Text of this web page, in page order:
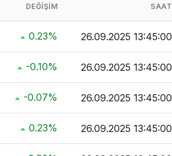
DEĞIŞIM SAAT
0.23% 26.09.2025 13:45:00
-0.10% 26.09.2025 13:45:00
-0.07% 26.09.2025 13:45:00
0.23% 26.09.2025 13:45:00